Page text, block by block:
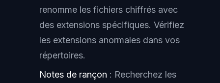
renomme les fichiers chiffrés avec
des extensions spécifiques. Vérifiez
les extensions anormales dans vos
répertoires.
Notes de rançon : Recherchez les